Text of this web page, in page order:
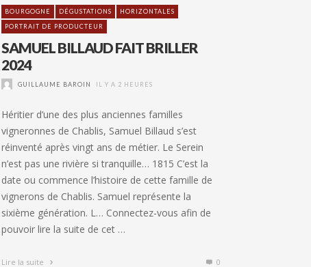
BOURGOGNE DÉGUSTATIONS
HORIZONTALES
PORTRAIT DE PRODUCTEUR
SAMUEL BILLAUD FAIT BRILLER
2024
GUILLAUME BAROIN IL Y A 2 HEURES
Héritier d’une des plus anciennes familles
vigneronnes de Chablis, Samuel Billaud s’est
réinventé après vingt ans de métier. Le Serein
n’est pas une rivière si tranquille… 1815 C’est la
date ou commence l’histoire de cette famille de
vignerons de Chablis. Samuel représente la
sixième génération. L… Connectez-vous afin de
pouvoir lire la suite de cet …
Lire la suite 0